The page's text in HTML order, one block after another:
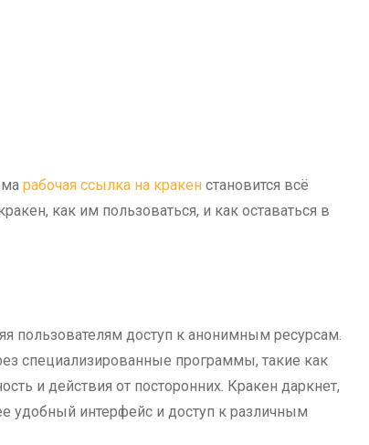
рабочая ссылка на кракен становится всё
как им пользоваться, и как оставаться в
пользователям доступ к анонимным ресурсам.
специализированные программы, такие как
и действия от посторонних. Кракен даркнет,
удобный интерфейс и доступ к различным